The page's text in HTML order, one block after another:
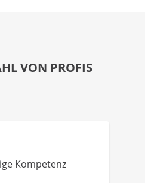
VON PROFIS
Kompetenz